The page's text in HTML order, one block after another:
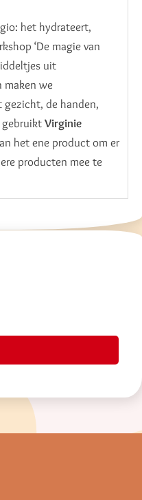
het hydrateert,
‘De magie van
uit
maken we
de handen,
gebruikt Virginie
het ene product om er
producten mee te